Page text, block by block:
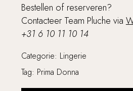
Bestellen of reserveren?
Contacteer Team Pluche via
+31 6 10 11 10 14
Categorie: Lingerie
Tag: Prima Donna